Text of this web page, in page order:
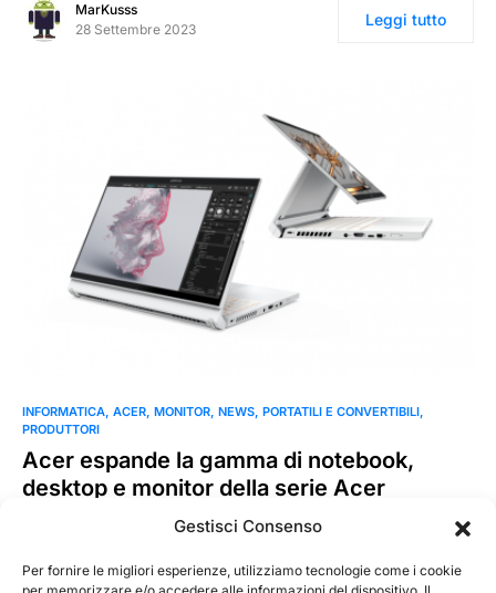
Gestisci Consenso
Per fornire le migliori esperienze, utilizziamo tecnologie come i cookie
MarKusss
28 Settembre 2023
Leggi tutto
INFORMATICA ACER MONITOR NEWS PORTATILI E CONVERTIBILI
PRODUTTORI
Acer espande la gamma di notebook,
desktop e monitor della serie Acer
Acer annuncia una nuova gamma di notebook, desktop e
di…